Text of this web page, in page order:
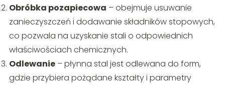
Obróbka pozapiecowa – obejmuje usuwanie
zanieczyszczeń i dodawanie składników stopowych,
co pozwala na uzyskanie stali o odpowiednich
właściwościach chemicznych.
Odlewanie– płynna stal jest odlewana do form,
gdzie przybiera pożądane kształty i parametry